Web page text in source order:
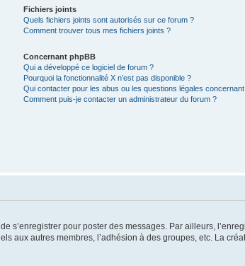
Fichiers joints
Quels fichiers joints sont autorisés sur ce forum ?
Comment trouver tous mes fichiers joints ?
Concernant phpBB
Qui a développé ce logiciel de forum ?
Pourquoi la fonctionnalité X n’est pas disponible ?
Qui contacter pour les abus ou les questions légales
Comment puis-je contacter un administrateur du forum ?
s’enregistrer pour poster des messages. Par ailleurs,
autres membres, l’adhésion à des groupes, etc. La